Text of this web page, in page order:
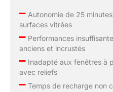
–Autonomie de 25
surfaces vitrées
–Performances
anciens et incrustés
–Inadapté aux fenêtres à
avec reliefs
–Temps de recharge non